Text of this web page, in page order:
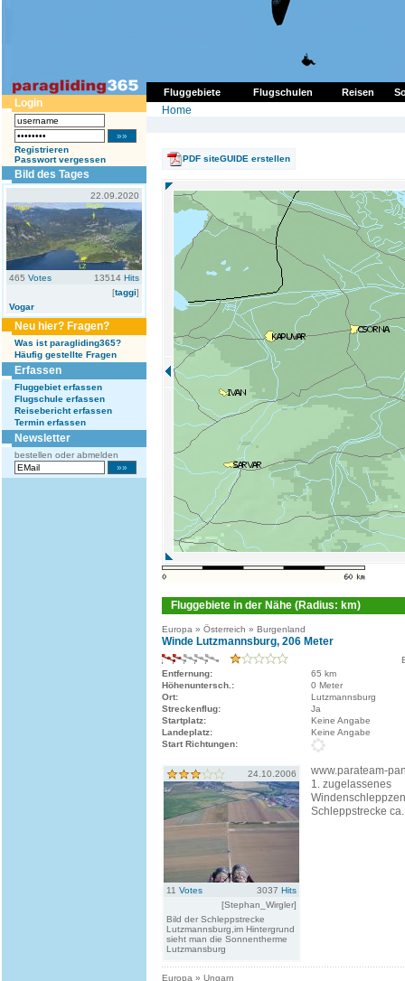
Fluggebiete Flugschulen Reisen
Login
Registrieren
Passwort vergessen
Bild des Tages
22.09.2020
465 Votes 13514 Hits
[taggi]
Vogar
Neu hier? Fragen?
Was ist paragliding365?
Häufig gestellte Fragen
Erfassen
Fluggebiet erfassen
Flugschule erfassen
Reisebericht erfassen
Termin erfassen
Newsletter
bestellen oder abmelden
Home
PDF siteGUIDE erstellen
Fluggebiete in der Nähe (Radius: km)
Europa » Österreich » Burgenland
Winde Lutzmannsburg, 206 Meter
Entfernung:
65 km
Höhenuntersch.:
0 Meter
Ort:
Lutzmannsburg
Streckenflug:
Ja
Startplatz:
Keine Angabe
Landeplatz:
Keine Angabe
Start Richtungen:
24.10.2006
11 Votes 3037 Hits
[Stephan_Wirgler]
Bild der Schleppstrecke
Lutzmannsburg,im Hintergrund
sieht man die Sonnentherme
Lutzmansburg
www.parateam-
1. zugelassenes
Schleppstrecke
Europa » Ungarn